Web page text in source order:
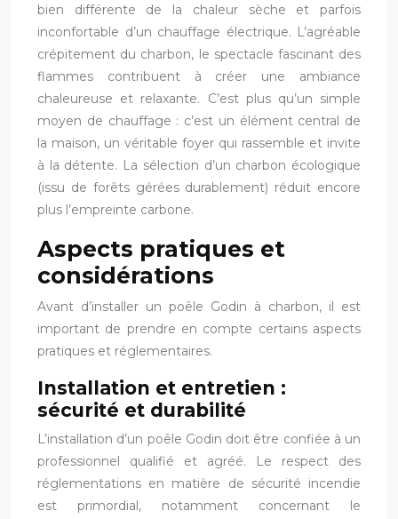
bien différente de la chaleur sèche et parfois
inconfortable d’un chauffage électrique. L’agréable
crépitement du charbon, le spectacle fascinant des
flammes contribuent à créer une ambiance
chaleureuse et relaxante. C’est plus qu’un simple
moyen de chauffage : c’est un élément central de
la maison, un véritable foyer qui rassemble et invite
à la détente. La sélection d’un charbon écologique
(issu de forêts gérées durablement) réduit encore
plus l’empreinte carbone.
Aspects pratiques et
considérations
Avant d’installer un poêle Godin à charbon, il est
important de prendre en compte certains aspects
pratiques et réglementaires.
Installation et entretien :
sécurité et durabilité
L’installation d’un poêle Godin doit être confiée à un
professionnel qualifié et agréé. Le respect des
réglementations en matière de sécurité incendie
est primordial, notamment concernant le